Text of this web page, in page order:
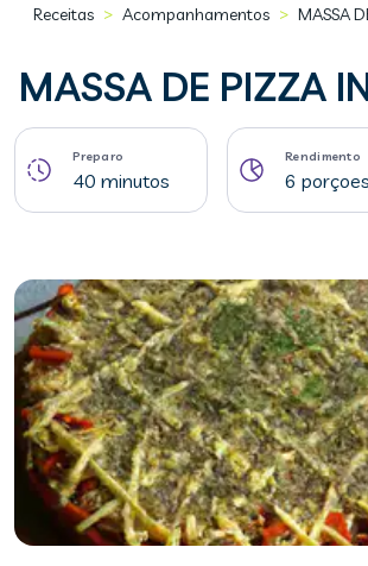
Receitas > Acompanhamentos > MASSA
MASSA DE PIZZA
Preparo
40 minutos
Rendimento
6 porçoes